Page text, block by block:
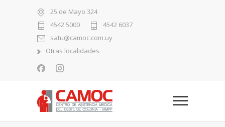
25 de Mayo 324
4542 5000
4542 6037
satu@camoc.com.uy
Otras localidades